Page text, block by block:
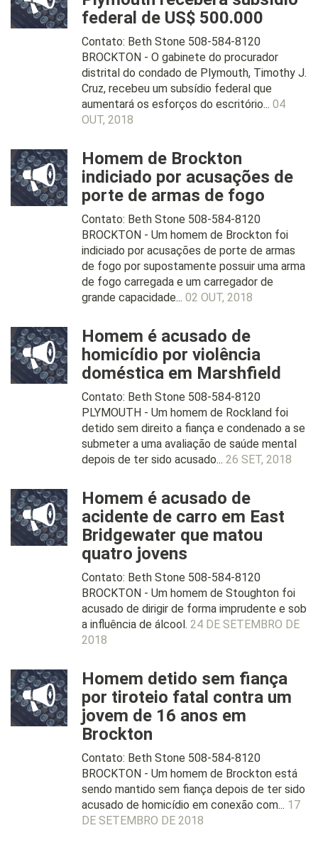
federal de US$ 500.000
Contato: Beth Stone 508-584-8120
BROCKTON - O gabinete do procurador
distrital do condado de Plymouth, Timothy J.
Cruz, recebeu um subsídio federal que
aumentará os esforços do escritório... 04
OUT, 2018
Homem de Brockton
indiciado por acusações de
porte de armas de fogo
Contato: Beth Stone 508-584-8120
BROCKTON - Um homem de Brockton foi
indiciado por acusações de porte de armas
de fogo por supostamente possuir uma arma
de fogo carregada e um carregador de
grande capacidade... 02 OUT, 2018
Homem é acusado de
homicídio por violência
doméstica em Marshfield
Contato: Beth Stone 508-584-8120
PLYMOUTH - Um homem de Rockland foi
detido sem direito a fiança e condenado a se
submeter a uma avaliação de saúde mental
depois de ter sido acusado... 26 SET, 2018
Homem é acusado de
acidente de carro em East
Bridgewater que matou
quatro jovens
Contato: Beth Stone 508-584-8120
BROCKTON - Um homem de Stoughton foi
acusado de dirigir de forma imprudente e sob
a influência de álcool. 24 DE SETEMBRO DE
2018
Homem detido sem fiança
por tiroteio fatal contra um
jovem de 16 anos em
Brockton
Contato: Beth Stone 508-584-8120
BROCKTON - Um homem de Brockton está
sendo mantido sem fiança depois de ter sido
acusado de homicídio em conexão com... 17
DE SETEMBRO DE 2018